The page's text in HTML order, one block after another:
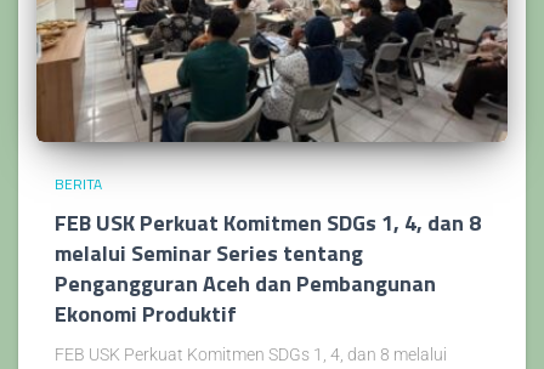
BERITA
FEB USK Perkuat Komitmen SDGs 1, 4, dan 8
melalui Seminar Series tentang
Pengangguran Aceh dan Pembangunan
Ekonomi Produktif
FEB USK Perkuat Komitmen SDGs 1, 4, dan 8 melalui